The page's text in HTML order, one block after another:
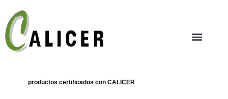
productos certificados con CALICER